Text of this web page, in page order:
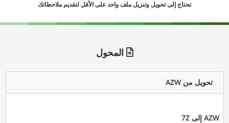
تحتاج إلى تحويل وتنزيل ملف واحد على الأقل لتقديم ملاحظاتك
المحول
تحويل من AZW
AZW إلى 7Z